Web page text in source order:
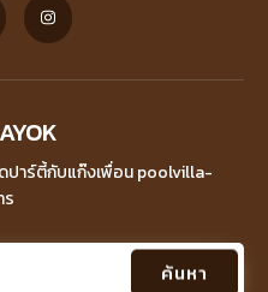
ปาร์ตี้กับแก๊งเพื่อน poolvilla-
ค้นหา